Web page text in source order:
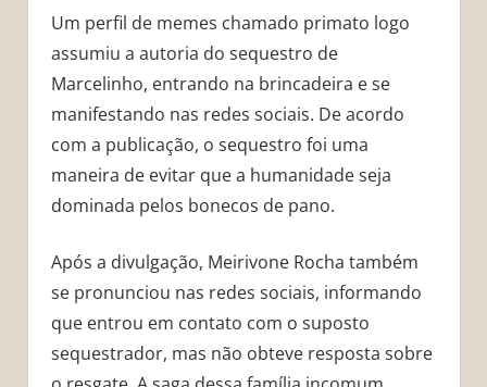
Um perfil de memes chamado primato logo
assumiu a autoria do sequestro de
Marcelinho, entrando na brincadeira e se
manifestando nas redes sociais. De acordo
com a publicação, o sequestro foi uma
maneira de evitar que a humanidade seja
dominada pelos bonecos de pano.
Após a divulgação, Meirivone Rocha também
se pronunciou nas redes sociais, informando
que entrou em contato com o suposto
sequestrador, mas não obteve resposta sobre